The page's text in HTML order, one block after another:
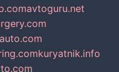
avtoguru.net
kuryatnik.info